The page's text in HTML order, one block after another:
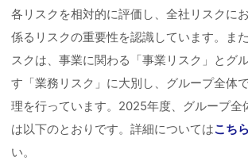
各リスクを相対的に評価し、全社リスクに
係るリスクの重要性を認識しています。ま
スクは、事業に関わる「事業リスク」とグ
す「業務リスク」に大別し、グループ全体
理を行っています。2025年度、グループ全
は以下のとおりです。詳細についてはこちら
い。